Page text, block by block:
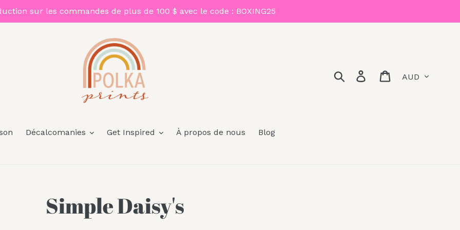
sur les commandes de plus de 100 $ avec le code : BOXING25
RechercherSe connecter
Panier
Décalcomanies Get Inspired À propos de nous Blog
C
Simple Daisy's